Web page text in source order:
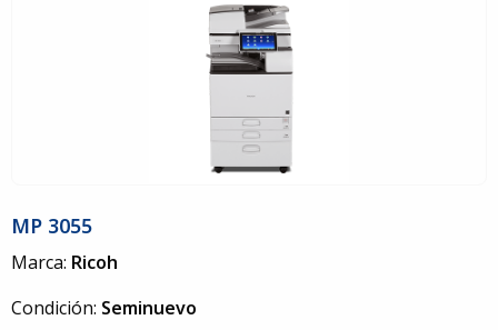
MP 3055
Marca: Ricoh
Condición: Seminuevo